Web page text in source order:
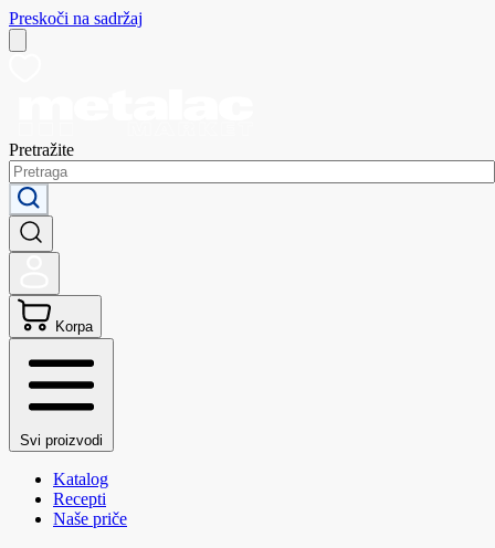
Preskoči na sadržaj
Pretražite
Korpa
Svi proizvodi
Katalog
Recepti
Naše priče